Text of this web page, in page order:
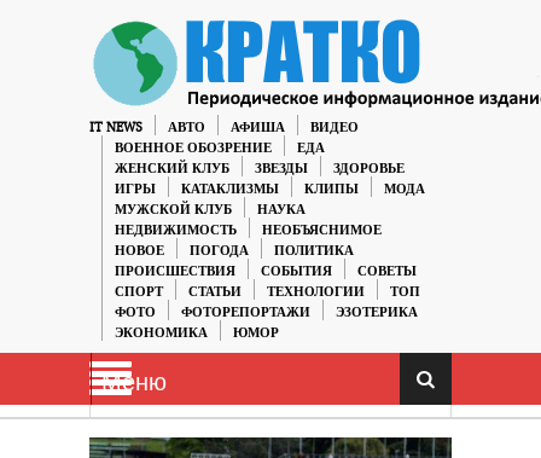
IT NEWS АВТО АФИША
ВИДЕО
ВОЕННОЕ ОБОЗРЕНИЕ
ЕДА
ЖЕНСКИЙ КЛУБ
ЗВЕЗДЫ
ЗДОРОВЬЕ
ИГРЫ
КАТАКЛИЗМЫ КЛИПЫ
МОДА
МУЖСКОЙ КЛУБ
НАУКА
НЕДВИЖИМОСТЬ
НЕОБЪЯСНИМОЕ
НОВОЕ
ПОГОДА
ПОЛИТИКА
ПРОИСШЕСТВИЯ
СОБЫТИЯ
СОВЕТЫ
СПОРТ
СТАТЬИ ТЕХНОЛОГИИ
ТОП
ФОТО
ФОТОРЕПОРТАЖИ
ЭЗОТЕРИКА
ЭКОНОМИКА
ЮМОР
Меню